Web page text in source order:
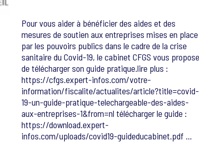
Pour vous aider à bénéficier des aides et des
mesures de soutien aux entreprises mises en place
par les pouvoirs publics dans le cadre de la crise
sanitaire du Covid-19, le cabinet CFGS vous propose
de télécharger son guide pratique.lire plus :
https://cfgs.expert-infos.com/votre-
information/fiscalite/actualites/article?title=covid-
19-un-guide-pratique-telechargeable-des-aides-
aux-entreprises-1&from=nl télécharger le guide :
https://download.expert-
infos.com/uploads/covid19-guideducabinet.pdf ...